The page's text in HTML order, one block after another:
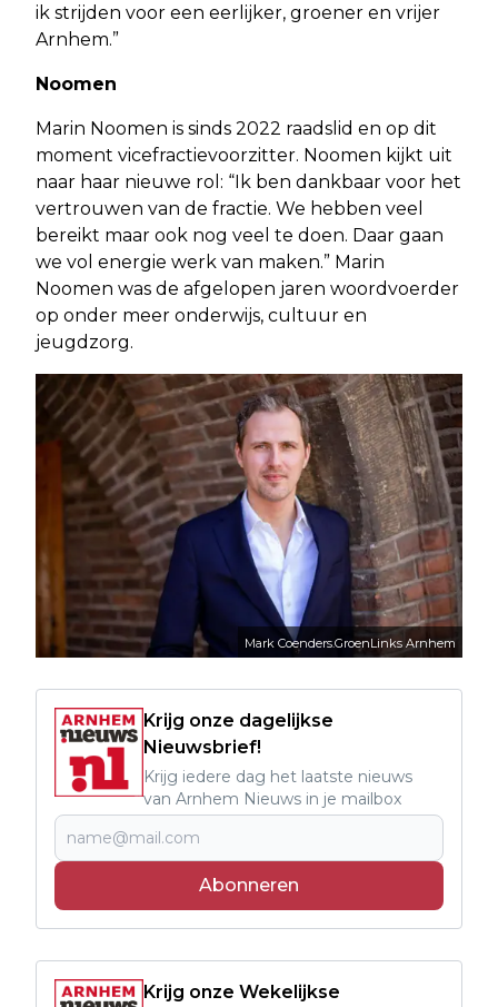
ik strijden voor een eerlijker, groener en vrijer
Arnhem.”
Noomen
Marin Noomen is sinds 2022 raadslid en op dit
moment vicefractievoorzitter. Noomen kijkt uit
naar haar nieuwe rol: “Ik ben dankbaar voor het
vertrouwen van de fractie. We hebben veel
bereikt maar ook nog veel te doen. Daar gaan
we vol energie werk van maken.” Marin
Noomen was de afgelopen jaren woordvoerder
op onder meer onderwijs, cultuur en
jeugdzorg.
Mark Coenders.GroenLinks Arnhem
Krijg onze dagelijkse
Nieuwsbrief!
Krijg iedere dag het laatste nieuws
van Arnhem Nieuws in je mailbox
Abonneren
Krijg onze Wekelijkse